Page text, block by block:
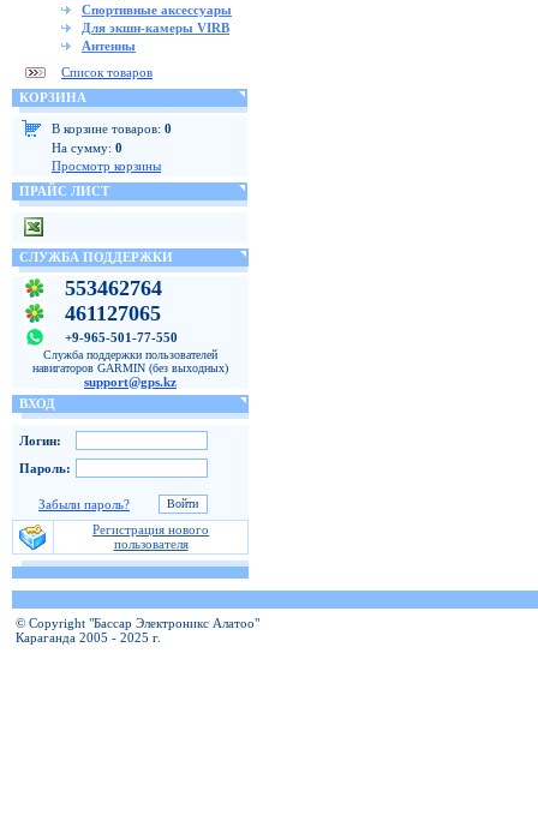
Спортивные аксессуары
Для экшн-камеры VIRB
Антенны
Список товаров
КОРЗИНА
В корзине товаров: 0
На сумму: 0
Просмотр корзины
ПРАЙС ЛИСТ
СЛУЖБА ПОДДЕРЖКИ
553462764
461127065
+9-965-501-77-550
Служба поддержки пользователей
навигаторов GARMIN (без выходных)
support@gps.kz
ВХОД
Логин:
Пароль:
Забыли пароль?
Регистрация нового
пользователя
© Copyright "Бассар Электроникс Алатоо"
Караганда 2005 - 2025 г.